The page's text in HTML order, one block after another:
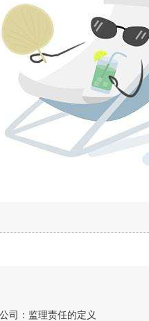
司：监理责任的定义